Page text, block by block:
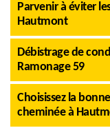
Parvenir à éviter
Hautmont
Débistrage de
Ramonage 59
Choisissez la
cheminée à